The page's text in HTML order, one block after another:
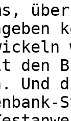
Und